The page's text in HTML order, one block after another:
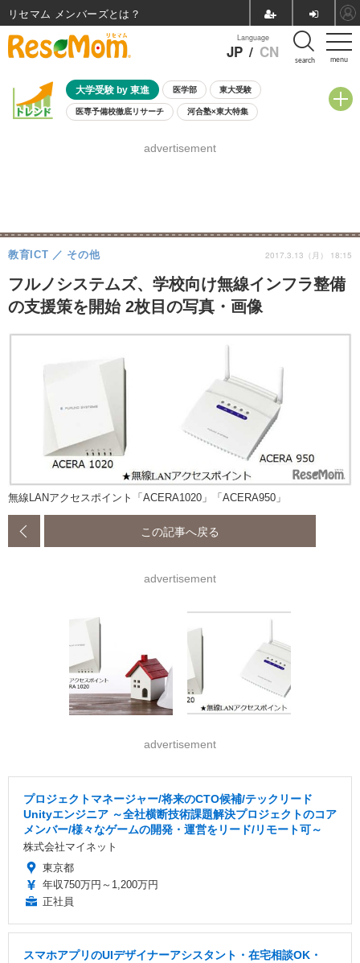
menu
Language
JP / CN search
大学受験 by 東進 医学部 東大受験
医専予備校徹底リサーチ 河合塾×東大特集
8月開催学校説明会・相談会
advertisement
フルノシステムズ、学校向け無線インフラ整備
の支援策を開始 2枚目の写真・画像
教育ICT その他 2017.3.13（月） 18:15
無線LANアクセスポイント「ACERA1020」「ACERA950」
この記事へ戻る
advertisement
advertisement
プロジェクトマネージャー/将来のCTO候補/テックリード
Unityエンジニア ～全社横断技術課題解決プロジェクトのコア
メンバー/様々なゲームの開発・運営をリード/リモート可～
株式会社マイネット
東京都
年収750万円～1,200万円
正社員
スマホアプリのUIデザイナーアシスタント・在宅相談OK・
リセマム メンバーズ